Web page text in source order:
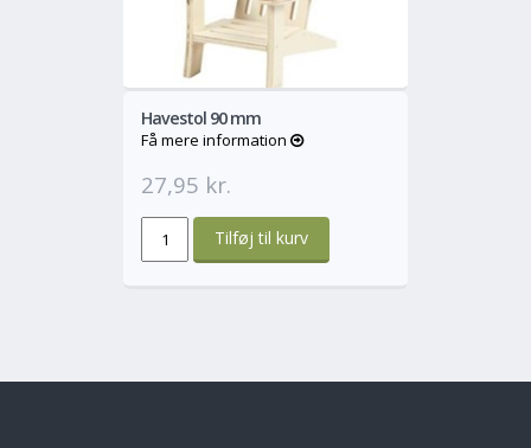
Havestol 90 mm
Få mere information
27,95 kr.